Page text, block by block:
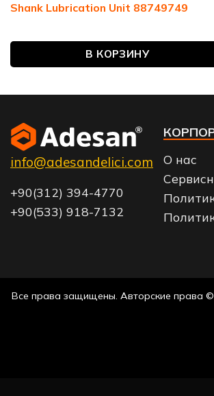
Shank Lubrication Unit 88749749
В КОРЗИНУ
info@adesandelici.com
+90(312) 394-4770
+90(533) 918-7132
О нас
Все права защищены. Авторские права